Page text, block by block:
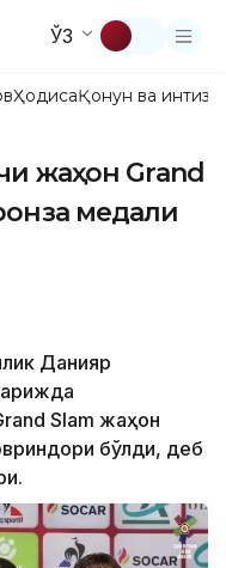
ЎЗ
ҲодисаҚонун ва
жаҳон Grand
медали
Данияр
Slam жаҳон
бўлди, деб